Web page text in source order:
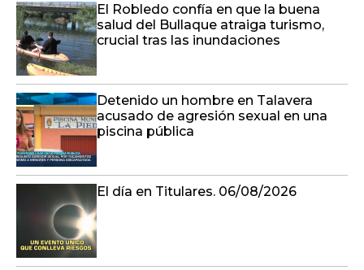
El Robledo confía en que la buena
salud del Bullaque atraiga turismo,
crucial tras las inundaciones
Detenido un hombre en Talavera
acusado de agresión sexual en una
piscina pública
El día en Titulares. 06/08/2026